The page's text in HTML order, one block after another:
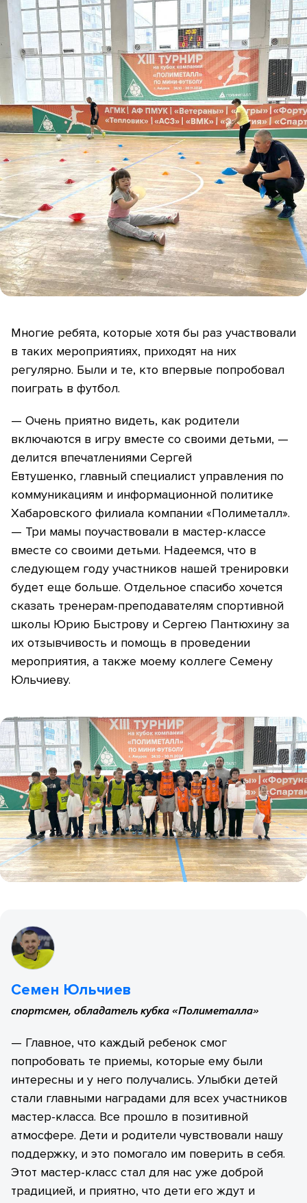
Многие ребята, которые хотя бы раз участвовали
в таких мероприятиях, приходят на них
регулярно. Были и те, кто впервые попробовал
поиграть в футбол.
— Очень приятно видеть, как родители
включаются в игру вместе со своими детьми, —
делится впечатлениями Сергей
Евтушенко, главный специалист управления по
коммуникациям и информационной политике
Хабаровского филиала компании «Полиметалл».
— Три мамы поучаствовали в мастер-классе
вместе со своими детьми. Надеемся, что в
следующем году участников нашей тренировки
будет еще больше. Отдельное спасибо хочется
сказать тренерам-преподавателям спортивной
школы Юрию Быстрову и Сергею Пантюхину за
их отзывчивость и помощь в проведении
мероприятия, а также моему коллеге Семену
Юльчиеву.
Семен Юльчиев
спортсмен, обладатель кубка «Полиметалла»
— Главное, что каждый ребенок смог
попробовать те приемы, которые ему были
интересны и у него получались. Улыбки детей
стали главными наградами для всех участников
мастер-класса. Все прошло в позитивной
атмосфере. Дети и родители чувствовали нашу
поддержку, и это помогало им поверить в себя.
Этот мастер-класс стал для нас уже доброй
традицией, и приятно, что дети его ждут и